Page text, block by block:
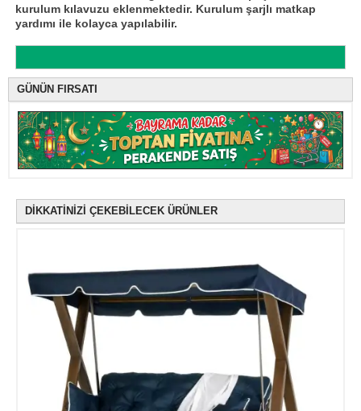
kurulum kılavuzu eklenmektedir. Kurulum şarjlı matkap
yardımı ile kolayca yapılabilir.
GÜNÜN FIRSATI
DİKKATİNİZİ ÇEKEBİLECEK ÜRÜNLER